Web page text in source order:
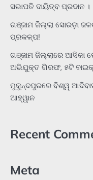
ସଭାପତି ଦାୟିତ୍ବ ପ୍ରଦାନ ।
ଗଞ୍ଜାମ ଜିଲ୍ଲା ସୋରଡ଼ା
ପ୍ରକଳ୍ପ!
ଗଞ୍ଜାମ ଜିଲ୍ଲାରେ ଆସିକା
ଅଭିଯୁକ୍ତ ଗିରଫ, ୫ଟି
ମୁକୁନ୍ଦପୁରରେ ବିଶ୍ୱ
ଆହ୍ୱାନ
Recent
Meta